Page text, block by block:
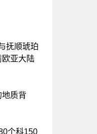
抚顺琥珀
亚大陆
质背
个科150